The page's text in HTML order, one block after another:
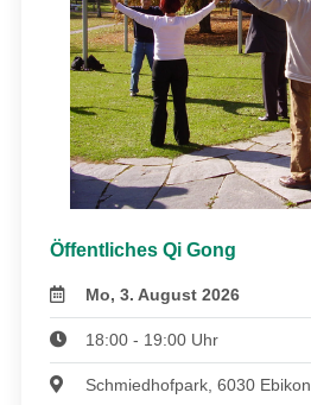
Öffentliches Qi Gong
Mo, 3. August 2026
18:00 - 19:00 Uhr
Schmiedhofpark, 6030 Ebikon